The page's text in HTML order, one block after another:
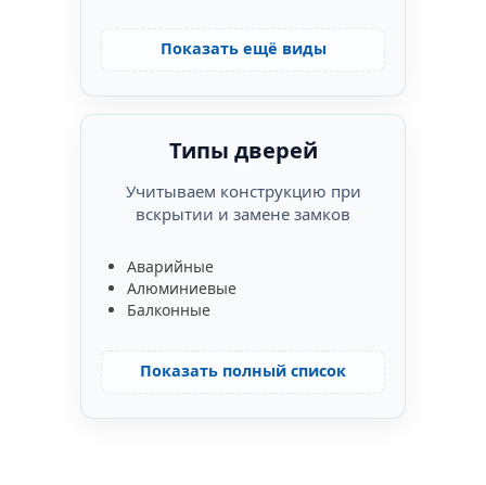
Показать ещё виды
Типы дверей
Учитываем конструкцию при
вскрытии и замене замков
Аварийные
Алюминиевые
Балконные
Показать полный список